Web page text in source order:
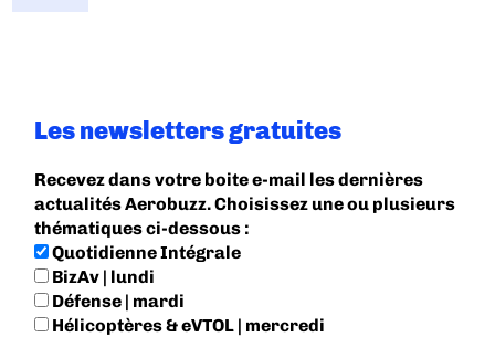
Les newsletters gratuites
Recevez dans votre boite e-mail les dernières
actualités Aerobuzz. Choisissez une ou plusieurs
thématiques ci-dessous :
Quotidienne Intégrale
BizAv | lundi
Défense | mardi
Hélicoptères & eVTOL | mercredi